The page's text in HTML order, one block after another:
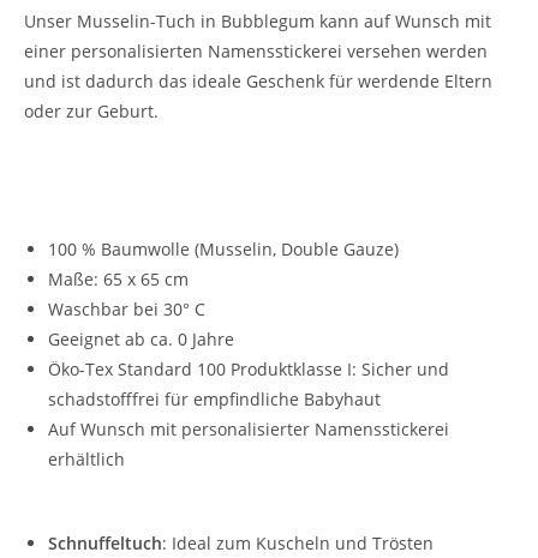
Unser Musselin-Tuch in Bubblegum kann auf Wunsch mit
einer personalisierten Namensstickerei versehen werden
und ist dadurch das ideale Geschenk für werdende Eltern
oder zur Geburt.
100 % Baumwolle (Musselin, Double Gauze)
Maße: 65 x 65 cm
Waschbar bei 30° C
Geeignet ab ca. 0 Jahre
Öko-Tex Standard 100 Produktklasse I: Sicher und
schadstofffrei für empfindliche Babyhaut
Auf Wunsch mit personalisierter Namensstickerei
erhältlich
Schnuffeltuch: Ideal zum Kuscheln und Trösten